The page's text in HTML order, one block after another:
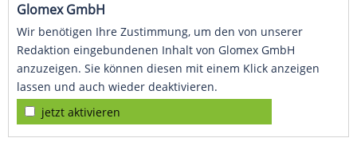
Glomex GmbH
Wir benötigen Ihre Zustimmung, um den von unserer
Redaktion eingebundenen Inhalt von Glomex GmbH
anzuzeigen. Sie können diesen mit einem Klick anzeigen
lassen und auch wieder deaktivieren.
jetzt aktivieren